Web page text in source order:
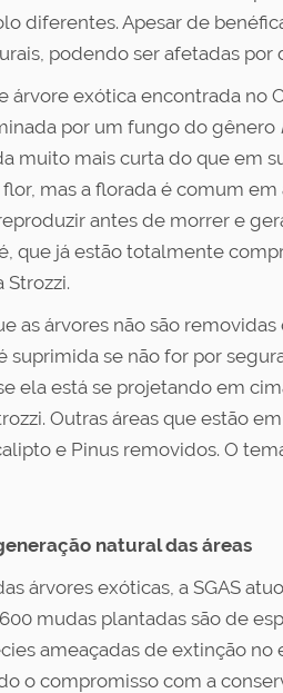
diferentes. Apesar de
podendo ser afetadas por
árvore exótica encontrada no
por um fungo do gênero
muito mais curta do que em
mas a florada é comum
antes de morrer e
que já estão totalmente
Strozzi.
as árvores não são
suprimida se não for por
ela está se projetando em
Outras áreas que estão
e Pinus removidos. O
natural das áreas
árvores exóticas, a SGAS
mudas plantadas são de
ameaçadas de extinção
o compromisso com a